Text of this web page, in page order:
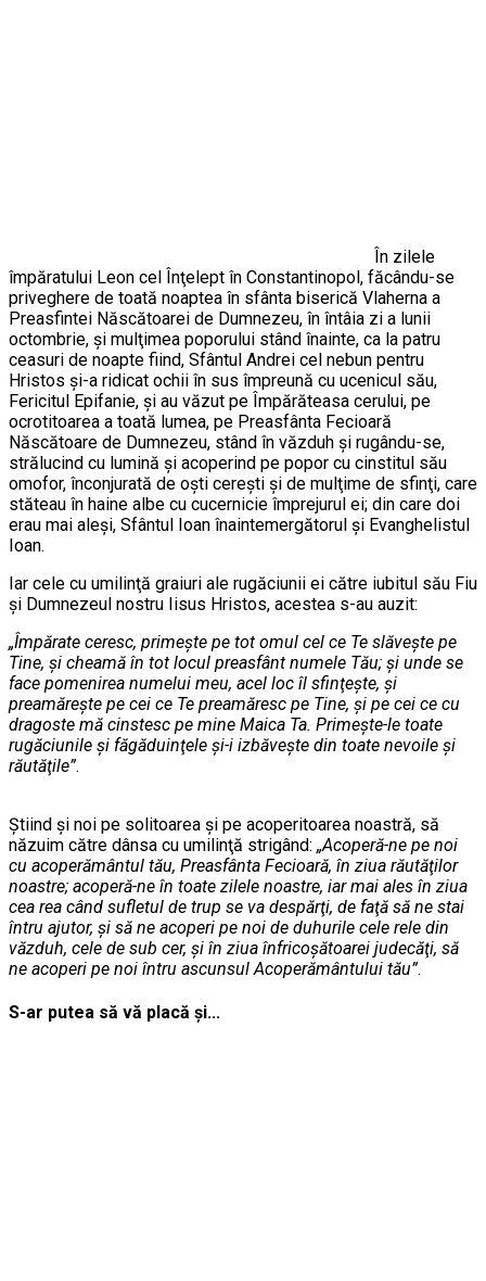
În zilele
împăratului Leon cel Înţelept în Constantinopol, făcându-se
priveghere de toată noaptea în sfânta biserică Vlaherna a
Preasfintei Născătoarei de Dumnezeu, în întâia zi a lunii
octombrie, şi mulţimea poporului stând înainte, ca la patru
ceasuri de noapte fiind, Sfântul Andrei cel nebun pentru
Hristos şi-a ridicat ochii în sus împreună cu ucenicul său,
Fericitul Epifanie, şi au văzut pe Împărăteasa cerului, pe
ocrotitoarea a toată lumea, pe Preasfânta Fecioară
Născătoare de Dumnezeu, stând în văzduh şi rugându-se,
strălucind cu lumină şi acoperind pe popor cu cinstitul său
omofor, înconjurată de oşti cereşti şi de mulţime de sfinţi, care
stăteau în haine albe cu cucernicie împrejurul ei; din care doi
erau mai aleşi, Sfântul Ioan înaintemergătorul şi Evanghelistul
Ioan.
Iar cele cu umilinţă graiuri ale rugăciunii ei către iubitul său Fiu
şi Dumnezeul nostru Iisus Hristos, acestea s-au auzit:
„Împărate ceresc, primeşte pe tot omul cel ce Te slăveşte pe
Tine, şi cheamă în tot locul preasfânt numele Tău; şi unde se
face pomenirea numelui meu, acel loc îl sfinţeşte, şi
preamăreşte pe cei ce Te preamăresc pe Tine, şi pe cei ce cu
dragoste mă cinstesc pe mine Maica Ta. Primeşte-le toate
rugăciunile şi făgăduinţele şi-i izbăveşte din toate nevoile şi
răutăţile”.
Știind şi noi pe solitoarea şi pe acoperitoarea noastră, să
năzuim către dânsa cu umilinţă strigând: „Acoperă-ne pe noi
cu acoperământul tău, Preasfânta Fecioară, în ziua răutăţilor
noastre; acoperă-ne în toate zilele noastre, iar mai ales în ziua
cea rea când sufletul de trup se va despărţi, de faţă să ne stai
întru ajutor, şi să ne acoperi pe noi de duhurile cele rele din
văzduh, cele de sub cer, şi în ziua înfricoşătoarei judecăţi, să
ne acoperi pe noi întru ascunsul Acoperământului tău”.
S-ar putea să vă placă și...